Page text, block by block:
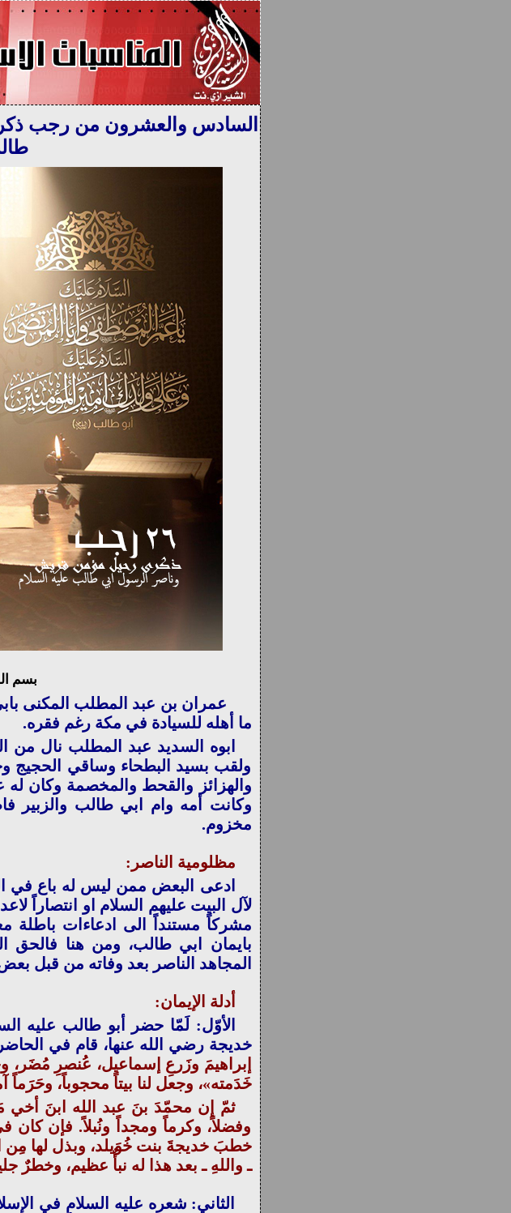
السادس والعشرون من رجب
بسم
عمران بن عبد المطلب المكنى
ما أهله للسيادة في مكة رغم فقره.
ابوه السديد عبد المطلب نال من
ولقب بسيد البطحاء وساقي الحجيج
والهزائز والقحط والمخصمة وكان له
وكانت أمه وام ابي طالب والزبير
مخزوم.
مظلومية الناصر:
ادعى البعض ممن ليس له باع في
لآل البيت عليهم السلام او انتصاراً
مشركاً مستنداً الى ادعاءات باطلة
بايمان ابي طالب، ومن هنا فالحق
المجاهد الناصر بعد وفاته من قبل
أدلة الإيمان:
الأوّل: لَمّا حضر أبو طالب عليه
خديجة رضي الله عنها، قام في
إبراهيمَ وزَرعِ إسماعيل، عُنصرِ
خَدَمته»، وجعل لنا بيتاً محجوباً، وحَرَماً
ثمّ إن محمّدَ بنَ عبد الله ابنَ أخي
وفضلاً، وكرماً ومجداً ونُبلاً. فإن
خطبَ خديجةَ بنت خُوَيلد، وبذل لها مِن
ـ واللهِ ـ بعد هذا له نبأٌ عظيم، وخطرٌ
الثاني: شعره عليه السلام في